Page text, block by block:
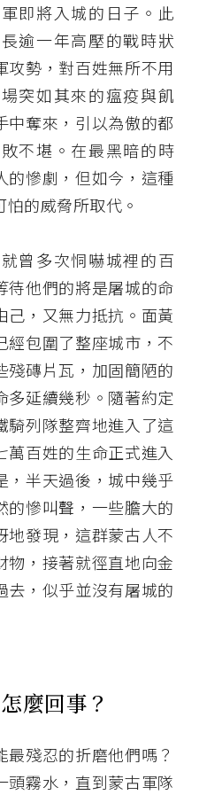
即將入城的日子。此
逾一年高壓的戰時狀
攻勢，對百姓無所不用
突如其來的瘟疫與飢
中奪來，引以為傲的都
不堪。在最黑暗的時
的慘劇，但如今，這種
的威脅所取代。
曾多次恫嚇城裡的百
待他們的將是屠城的命
己，又無力抵抗。面黃
經包圍了整座城市，不
殘磚片瓦，加固簡陋的
多延續幾秒。隨著約定
騎列隊整齊地進入了這
萬百姓的生命正式進入
，半天過後，城中幾乎
的慘叫聲，一些膽大的
地發現，這群蒙古人不
物，接著就徑直地向金
去，似乎並沒有屠城的
麼回事？
殘忍的折磨他們嗎？
頭霧水，直到蒙古軍隊